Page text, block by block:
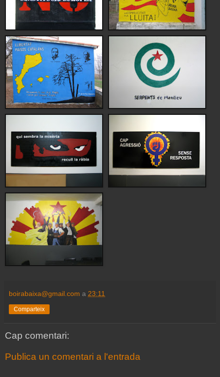
boirabaixa@gmail.com a 23:11
Comparteix
Cap comentari:
Publica un comentari a l'entrada